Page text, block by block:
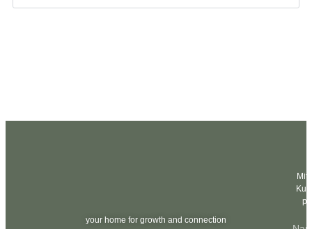
your home for growth and connection
Mit